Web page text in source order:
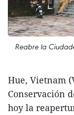
Reabre la
Hue, Vietnam
Conservación
hoy la